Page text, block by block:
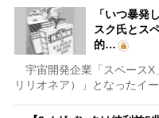
「いつ暴発
スク氏とス
的…
宇宙開発企業「スペースX
リリオネア）」となったイ